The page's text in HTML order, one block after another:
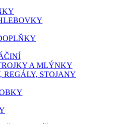
A MLÝNKY
REGÁLY, STOJANY